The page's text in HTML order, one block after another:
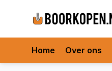
Home Over ons